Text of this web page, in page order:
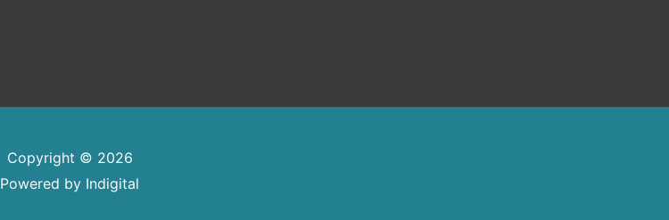
Copyright © 2026
Powered by Indigital